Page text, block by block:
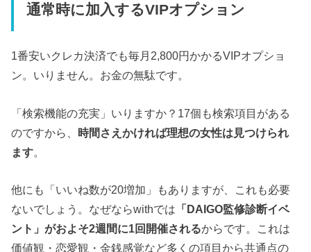
通常時に加入するVIPオプション
1番安いクレカ決済でも毎月2,800円かかるVIPオプショ
ン。いりません。お金の無駄です。
「検索機能の充実」いりますか？17個も検索項目がある
のですから、 時間さえかければ理想の女性は見つけられ
ます。
他にも「いいね数が20増加」もありますが、これも必要
ないでしょう。なぜならwithでは 「DAIGO監修診断イベ
ント」がおよそ2週間に1回開催されるからです。これは
価値観・恋愛観・金銭感覚など多くの項目から共通点の